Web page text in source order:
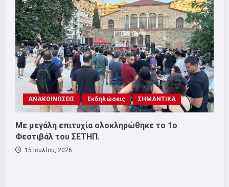
ΑΝΑΚΟΙΝΩΣΕΙΣ Εκδηλώσεις ΣΗΜΑΝΤΙΚΑ
Με μεγάλη επιτυχία ολοκληρώθηκε το 1ο
Φεστιβάλ του ΣΕΤΗΠ.
15 Ιουλίου, 2026